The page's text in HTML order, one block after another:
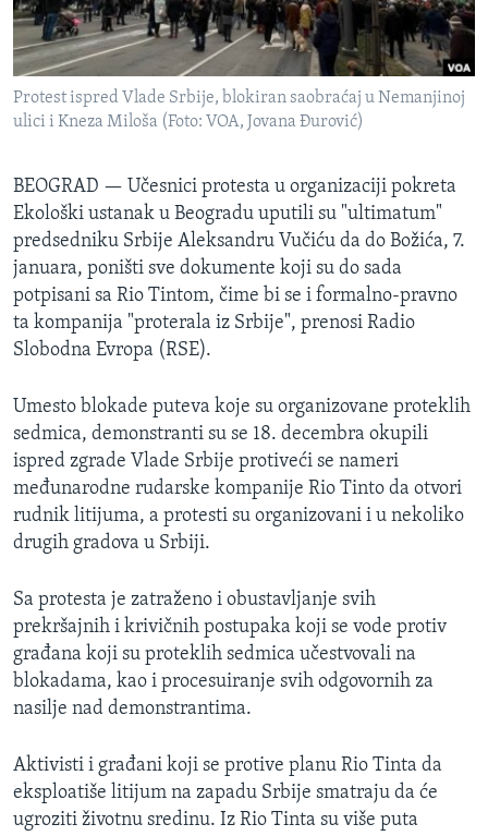
INTERVJU
Protest ispred Vlade Srbije, blokiran saobraćaj u Nemanjinoj
ulici i Kneza Miloša (Foto: VOA, Jovana Đurović)
BEOGRAD — Učesnici protesta u organizaciji pokreta
Ekološki ustanak u Beogradu uputili su "ultimatum"
predsedniku Srbije Aleksandru Vučiću da do Božića, 7.
januara, poništi sve dokumente koji su do sada
potpisani sa Rio Tintom, čime bi se i formalno-pravno
ta kompanija "proterala iz Srbije", prenosi Radio
Slobodna Evropa (RSE).
Umesto blokade puteva koje su organizovane proteklih
sedmica, demonstranti su se 18. decembra okupili
ispred zgrade Vlade Srbije protiveći se nameri
međunarodne rudarske kompanije Rio Tinto da otvori
rudnik litijuma, a protesti su organizovani i u nekoliko
drugih gradova u Srbiji.
Sa protesta je zatraženo i obustavljanje svih
prekršajnih i krivičnih postupaka koji se vode protiv
građana koji su proteklih sedmica učestvovali na
blokadama, kao i procesuiranje svih odgovornih za
nasilje nad demonstrantima.
Aktivisti i građani koji se protive planu Rio Tinta da
eksploatiše litijum na zapadu Srbije smatraju da će
ugroziti životnu sredinu. Iz Rio Tinta su više puta